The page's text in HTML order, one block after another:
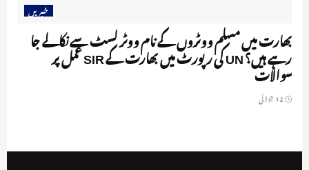
خبریں
بھارت میں مسلم ووٹروں کے نام ووٹر لسٹ سے نکالے جا
رہے ہیں؟ UN کی رپورٹ میں بھارت کے SIR عمل پر
سوالات